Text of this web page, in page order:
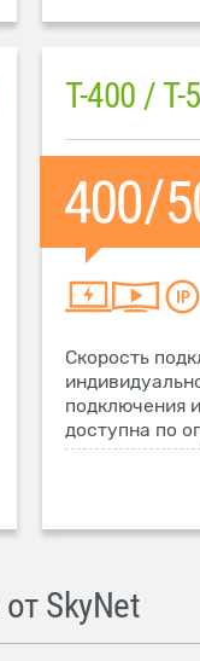
T-400 / T-
Скорость
подключения
доступна по
SkyNet